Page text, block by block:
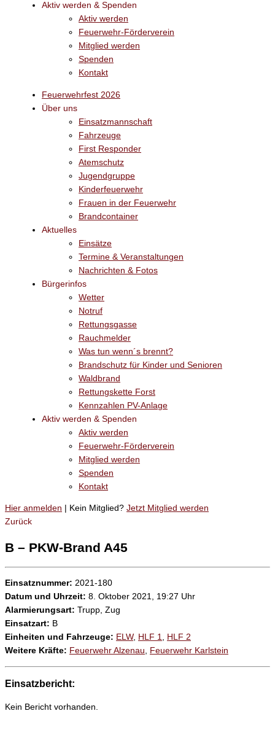
Aktiv werden & Spenden
Aktiv werden
Feuerwehr-Förderverein
Mitglied werden
Spenden
Kontakt
Feuerwehrfest 2026
Über uns
Einsatzmannschaft
Fahrzeuge
First Responder
Atemschutz
Jugendgruppe
Kinderfeuerwehr
Frauen in der Feuerwehr
Brandcontainer
Aktuelles
Einsätze
Termine & Veranstaltungen
Nachrichten & Fotos
Bürgerinfos
Wetter
Notruf
Rettungsgasse
Rauchmelder
Was tun wenn´s brennt?
Brandschutz für Kinder und Senioren
Waldbrand
Rettungskette Forst
Kennzahlen PV-Anlage
Aktiv werden & Spenden
Aktiv werden
Feuerwehr-Förderverein
Mitglied werden
Spenden
Kontakt
Hier anmelden | Kein Mitglied? Jetzt Mitglied werden
Zurück
B – PKW-Brand A45
Einsatznummer: 2021-180
Datum und Uhrzeit: 8. Oktober 2021, 19:27 Uhr
Alarmierungsart: Trupp, Zug
Einsatzart: B
Einheiten und Fahrzeuge: ELW, HLF 1, HLF 2
Weitere Kräfte: Feuerwehr Alzenau, Feuerwehr Karlstein
Einsatzbericht:
Kein Bericht vorhanden.